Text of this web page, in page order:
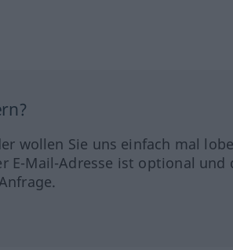
wollen Sie uns einfach mal
E-Mail-Adresse ist optional und